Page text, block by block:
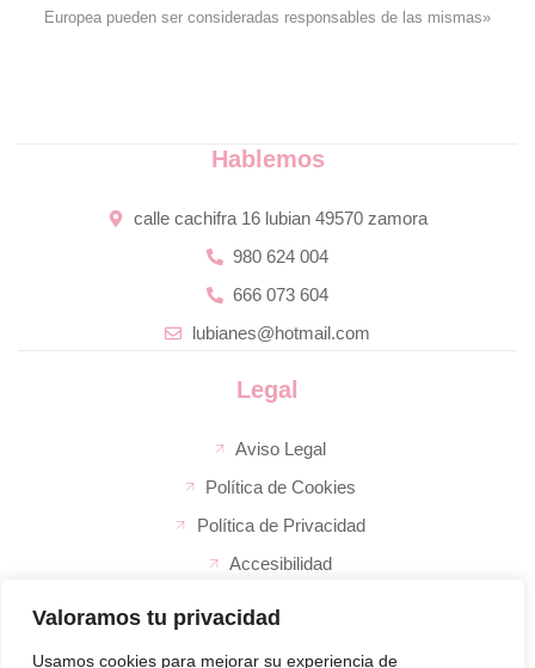
Valoramos tu privacidad
Usamos cookies para mejorar su experiencia de
Europea pueden ser consideradas responsables de las mismas»
La empresa
Legal
Aviso Legal
Política de Cookies
Política de Privacidad
Accesibilidad
Hablemos
calle cachifra 16 lubian 49570 zamora
980 624 004
666 073 604
lubianes@hotmail.com